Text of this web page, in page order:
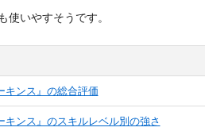
使いやすそうです。
キンス』の総合評価
キンス』のスキルレベル別の強さ